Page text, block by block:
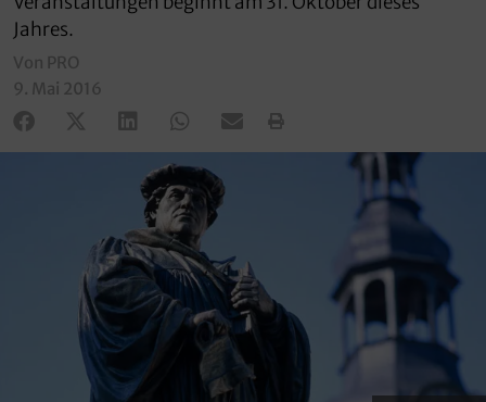
Jahres.
Von PRO
9. Mai 2016